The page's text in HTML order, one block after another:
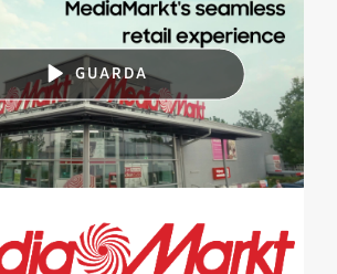
GUARDA